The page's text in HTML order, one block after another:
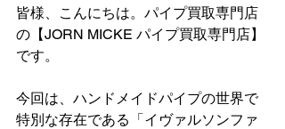
皆様、こんにちは。パイプ買取専門店
の【JORN MICKE パイプ買取専門店】
です。
今回は、ハンドメイドパイプの世界で
特別な存在である「イヴァルソンファ